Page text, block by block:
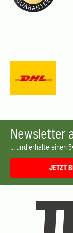
Newsletter
... und erhalte einen
JETZT